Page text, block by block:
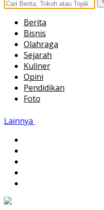
Berita
Bisnis
Olahraga
Sejarah
Kuliner
Opini
Pendidikan
Foto
Lainnya